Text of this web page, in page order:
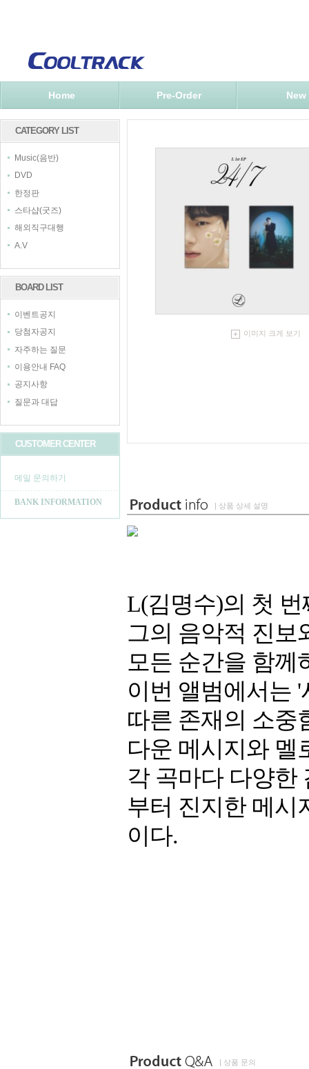
Home Pre-Order New
CATEGORY LIST
Music(음반)
DVD
한정판
스타샵(굿즈)
해외직구대행
A.V
BOARD LIST
이벤트공지
당첨자공지
자주하는 질문
이용안내 FAQ
공지사항
질문과 대답
CUSTOMER CENTER
메일 문의하기
BANK INFORMATION
이미지 크게 보기
| 상품 상세 설명
L(김명수)의 첫 번
그의 음악적 진보
모든 순간을 함께
이번 앨범에서는
따른 존재의 소중
다운 메시지와 멜
각 곡마다 다양한
부터 진지한 메시
이다.
| 상품 문의